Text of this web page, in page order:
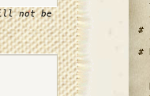
not be